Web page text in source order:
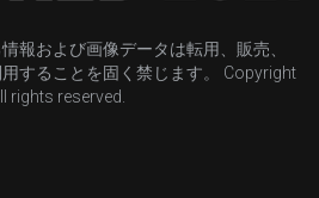
報および画像データは転用、販売、
することを固く禁じます。 Copyright
rights reserved.